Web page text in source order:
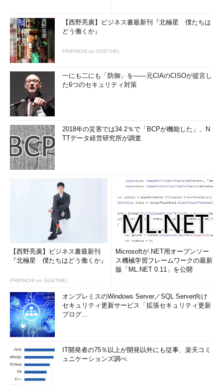
【西野亮廣】ビジネス書最新刊『北極星 僕たちは
どう働くか』
PR(FINCHI on GOETHE)
一にも二にも「防御」を――元CIAのCISOが提言し
た6つのセキュリティ対策
2018年の災害では34.2％で「BCPが機能した」、N
TTデータ経営研究所が調査
【西野亮廣】ビジネス書最新刊
『北極星 僕たちはどう働くか』
PR(FINCHI on GOETHE)
Microsoftが.NET用オープンソー
ス機械学習フレームワークの最新
版「ML.NET 0.11」を公開
オンプレミスのWindows Server／SQL Server向け
セキュリティ更新サービス「拡張セキュリティ更新
プログ...
IT開発者の75％以上が開発以外にも従事、楽天コミ
ュニケーションズ調べ